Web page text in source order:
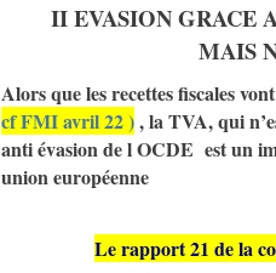
II EVASION GRACE
MAIS
Alors que les recettes fiscales
cf FMI avril 22 ), la TVA, qui
anti évasion de l OCDE est un
union européenne
Le rapport 21 de la